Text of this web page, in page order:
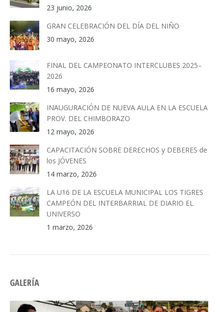
23 junio, 2026
GRAN CELEBRACIÓN DEL DÍA DEL NIÑO
30 mayo, 2026
FINAL DEL CAMPEONATO INTERCLUBES 2025–
2026
16 mayo, 2026
INAUGURACIÓN DE NUEVA AULA EN LA ESCUELA
PROV. DEL CHIMBORAZO
12 mayo, 2026
CAPACITACIÓN SOBRE DERECHOS y DEBERES de
los JÓVENES
14 marzo, 2026
LA U16 DE LA ESCUELA MUNICIPAL LOS TIGRES
CAMPEÓN DEL INTERBARRIAL DE DIARIO EL
UNIVERSO
1 marzo, 2026
GALERÍA